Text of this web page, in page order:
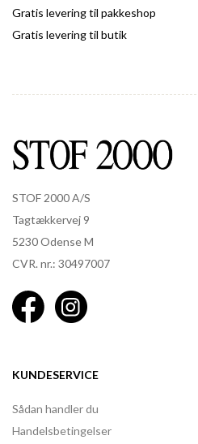
Gratis levering til pakkeshop
Gratis levering til butik
STOF 2000 A/S
Tagtækkervej 9
5230 Odense M
CVR. nr.: 30497007
KUNDESERVICE
Sådan handler du
Handelsbetingelser